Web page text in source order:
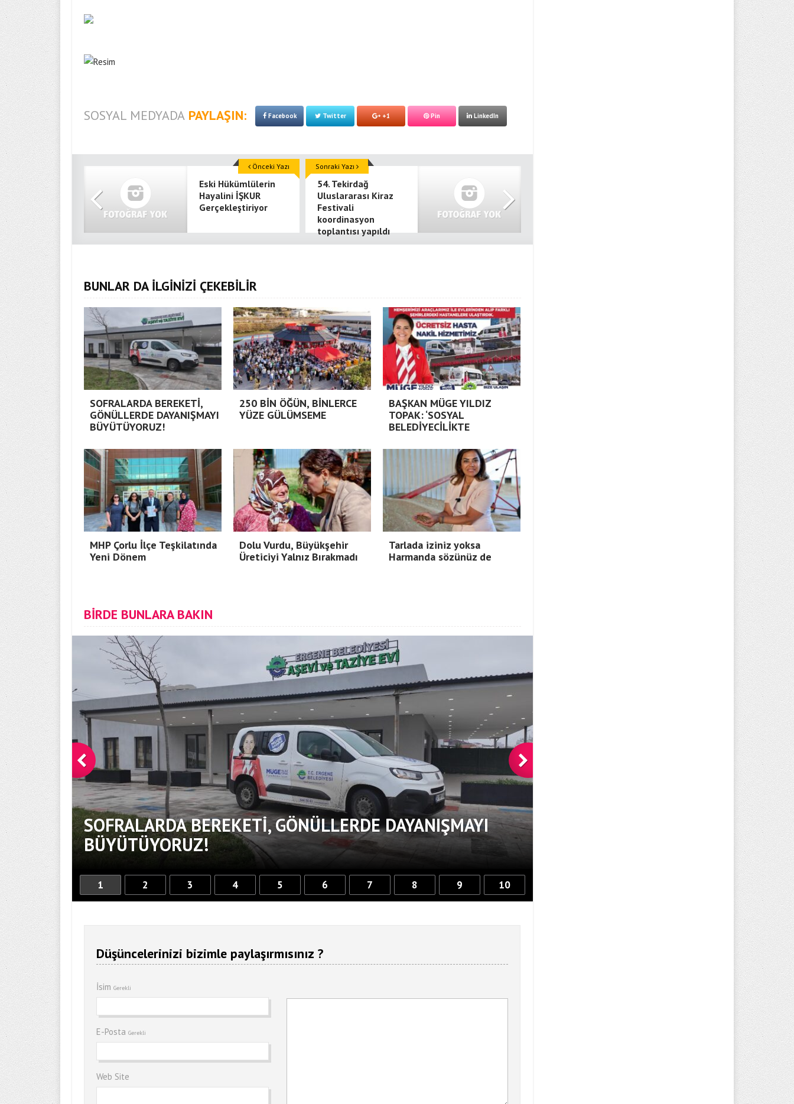
SOSYAL MEDYADA PAYLAŞIN: Facebook Twitter +1 Pin LinkedIn
Eski Hükümlülerin
Hayalini İŞKUR
Gerçekleştiriyor
Önceki Yazı
54. Tekirdağ
Uluslararası Kiraz
Festivali
koordinasyon
toplantısı yapıldı
Sonraki Yazı
BUNLAR DA İLGİNİZİ ÇEKEBİLİR
SOFRALARDA BEREKETİ,
GÖNÜLLERDE DAYANIŞMAYI
BÜYÜTÜYORUZ!
250 BİN ÖĞÜN, BİNLERCE
YÜZE GÜLÜMSEME
BAŞKAN MÜGE YILDIZ
TOPAK: ‘SOSYAL
BELEDİYECİLİKTE
MHP Çorlu İlçe Teşkilatında
Yeni Dönem
Dolu Vurdu, Büyükşehir
Üreticiyi Yalnız Bırakmadı
Tarlada iziniz yoksa
Harmanda sözünüz de
BİRDE BUNLARA BAKIN
SOFRALARDA BEREKETİ, GÖNÜLLERDE DAYANIŞMAYI
BÜYÜTÜYORUZ!
250 BİN ÖĞÜN, BİNLERCE
1 2 3 4 5 6 7 8 9 10
Düşüncelerinizi bizimle paylaşırmısınız ?
İsim Gerekli
E-Posta Gerekli
Web Site